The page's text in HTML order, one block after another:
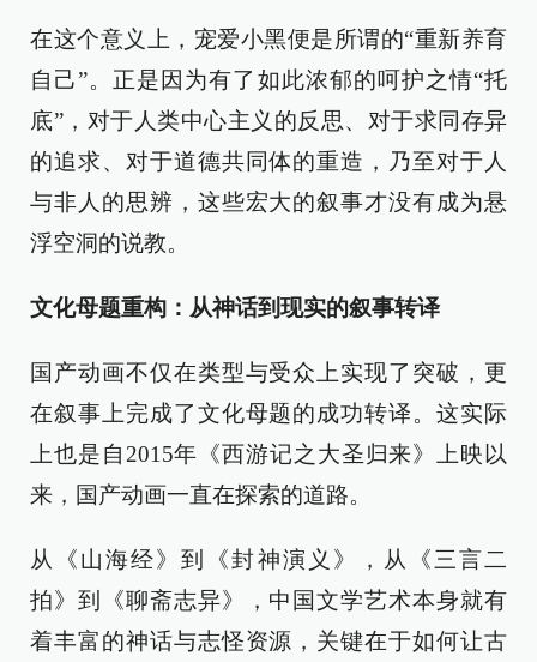
在这个意义上，宠爱小黑便是所谓的“重新养育
自己”。正是因为有了如此浓郁的呵护之情“托
底”，对于人类中心主义的反思、对于求同存异
的追求、对于道德共同体的重造，乃至对于人
与非人的思辨，这些宏大的叙事才没有成为悬
浮空洞的说教。
文化母题重构：从神话到现实的叙事转译
国产动画不仅在类型与受众上实现了突破，更
在叙事上完成了文化母题的成功转译。这实际
上也是自2015年《西游记之大圣归来》上映以
来，国产动画一直在探索的道路。
从《山海经》到《封神演义》，从《三言二
拍》到《聊斋志异》，中国文学艺术本身就有
着丰富的神话与志怪资源，关键在于如何让古